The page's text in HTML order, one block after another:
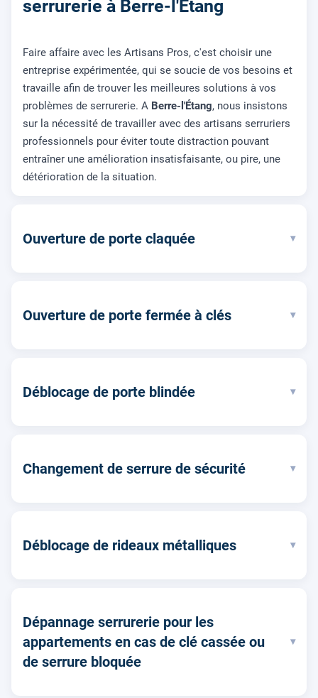
serrurerie à Berre-l'Étang
Faire affaire avec les Artisans Pros, c'est choisir une
entreprise expérimentée, qui se soucie de vos besoins et
travaille afin de trouver les meilleures solutions à vos
problèmes de serrurerie. A Berre-l'Étang, nous insistons
sur la nécessité de travailler avec des artisans serruriers
professionnels pour éviter toute distraction pouvant
entraîner une amélioration insatisfaisante, ou pire, une
détérioration de la situation.
Ouverture de porte claquée ▾
Ouverture de porte fermée à clés ▾
Déblocage de porte blindée ▾
Changement de serrure de sécurité ▾
Déblocage de rideaux métalliques ▾
Dépannage serrurerie pour les
appartements en cas de clé cassée ou
de serrure bloquée
▾